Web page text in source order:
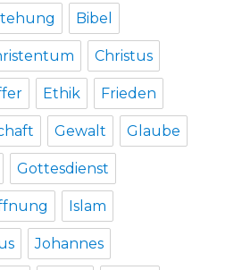
Bibel
Christus
Ethik Frieden
Gewalt Glaube
Gottesdienst
Islam
Johannes